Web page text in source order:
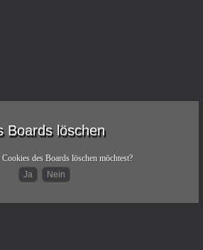
Boards löschen
des Boards löschen möchtest?